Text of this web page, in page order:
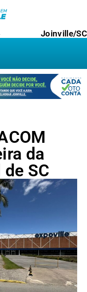
Joinville/SC
da
SC